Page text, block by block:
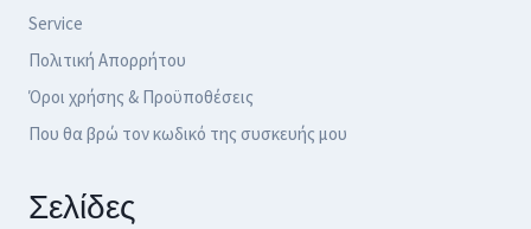
Service
Πολιτική Απορρήτου
Όροι χρήσης & Προϋποθέσεις
Που θα βρώ τον κωδικό της συσκευής μου
Σελίδες